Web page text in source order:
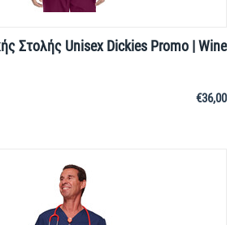
Στολής Unisex Dickies Promo | Wine
€36,00